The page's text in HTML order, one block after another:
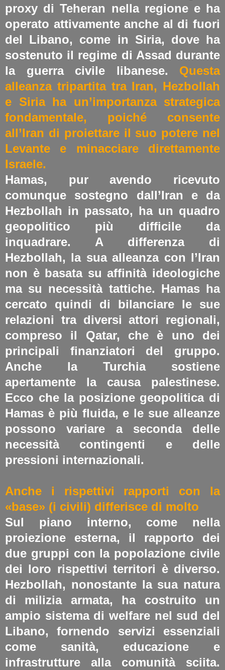
proxy di Teheran nella regione e ha
operato attivamente anche al di fuori
del Libano, come in Siria, dove ha
sostenuto il regime di Assad durante
la guerra civile libanese. Questa
alleanza tripartita tra Iran, Hezbollah
e Siria ha un’importanza strategica
fondamentale, poiché consente
all’Iran di proiettare il suo potere nel
Levante e minacciare direttamente
Israele​.
Hamas, pur avendo ricevuto
comunque sostegno dall’Iran e da
Hezbollah in passato, ha un quadro
geopolitico più difficile da
inquadrare. A differenza di
Hezbollah, la sua alleanza con l’Iran
non è basata su affinità ideologiche
ma su necessità tattiche. Hamas ha
cercato quindi di bilanciare le sue
relazioni tra diversi attori regionali,
compreso il Qatar, che è uno dei
principali finanziatori del gruppo.
Anche la Turchia sostiene
apertamente la causa palestinese.
Ecco che la posizione geopolitica di
Hamas è più fluida, e le sue alleanze
possono variare a seconda delle
necessità contingenti e delle
pressioni internazionali​.
Anche i rispettivi rapporti con la
«base» (i civili) differisce di molto
Sul piano interno, come nella
proiezione esterna, il rapporto dei
due gruppi con la popolazione civile
dei loro rispettivi territori è diverso.
Hezbollah, nonostante la sua natura
di milizia armata, ha costruito un
ampio sistema di welfare nel sud del
Libano, fornendo servizi essenziali
come sanità, educazione e
infrastrutture alla comunità sciita.